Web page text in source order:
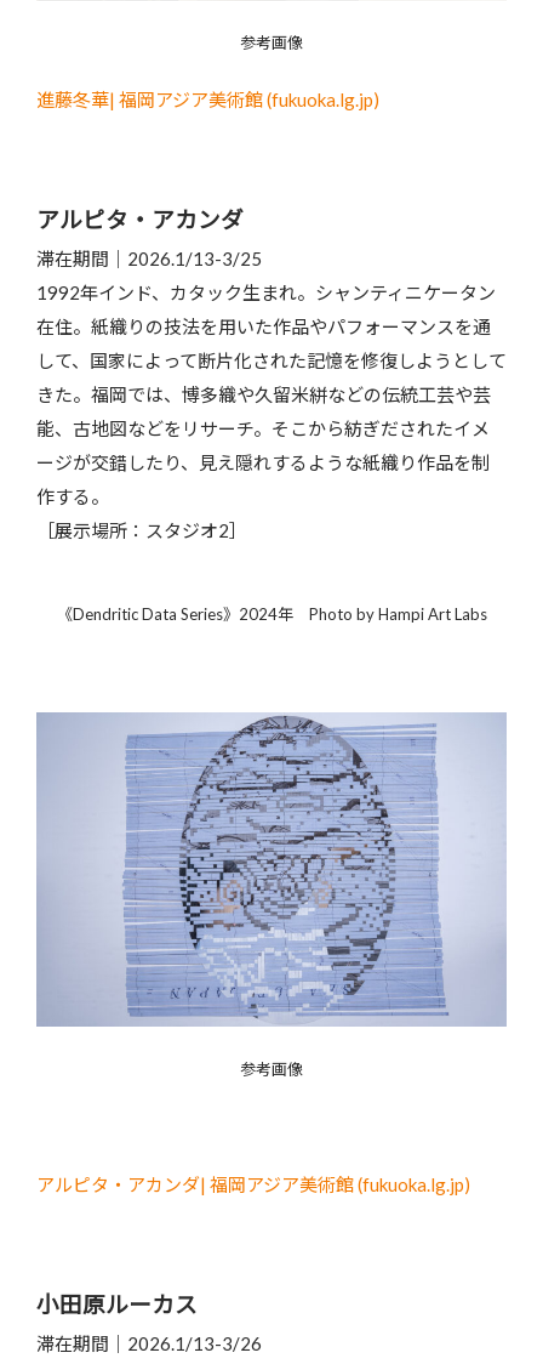
参考画像
進藤冬華| 福岡アジア美術館 (fukuoka.lg.jp)
アルピタ・アカンダ
滞在期間｜2026.1/13-3/25
1992年インド、カタック生まれ。シャンティニケータン
在住。紙織りの技法を用いた作品やパフォーマンスを通
して、国家によって断片化された記憶を修復しようとして
きた。福岡では、博多織や久留米絣などの伝統工芸や芸
能、古地図などをリサーチ。そこから紡ぎだされたイメ
ージが交錯したり、見え隠れするような紙織り作品を制
作する。
［展示場所：スタジオ2］
《Dendritic Data Series》2024年 Photo by Hampi Art Labs
参考画像
アルピタ・アカンダ| 福岡アジア美術館 (fukuoka.lg.jp)
小田原ルーカス
滞在期間｜2026.1/13-3/26